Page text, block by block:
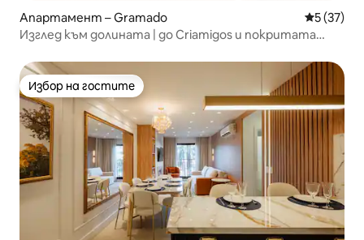
Апартамент – Gramado Средна
5 (37)
Изглед към долината | до Criamigos и покритата
Избор на гостите
Избор на гостите